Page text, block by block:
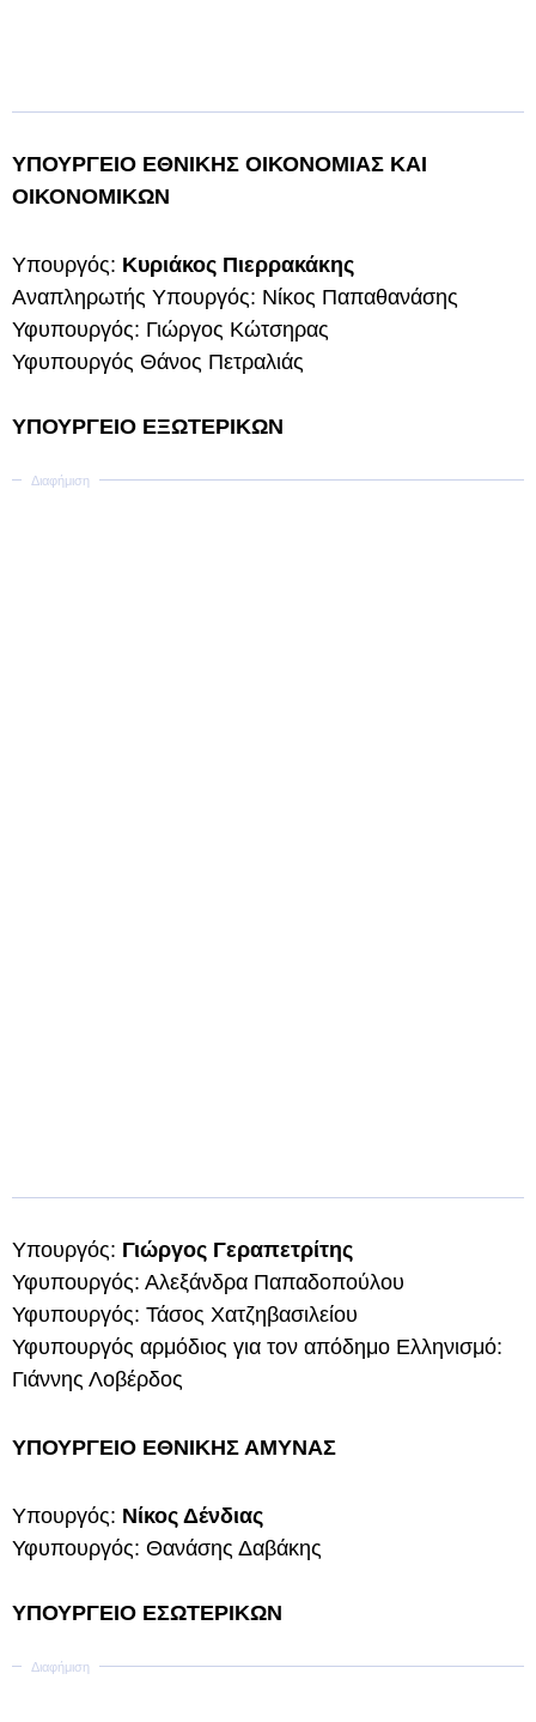
ΥΠΟΥΡΓΕΙΟ ΕΘΝΙΚΗΣ ΟΙΚΟΝΟΜΙΑΣ ΚΑΙ
ΟΙΚΟΝΟΜΙΚΩΝ
Υπουργός: Κυριάκος Πιερρακάκης
Αναπληρωτής Υπουργός: Νίκος Παπαθανάσης
Υφυπουργός: Γιώργος Κώτσηρας
Υφυπουργός Θάνος Πετραλιάς
ΥΠΟΥΡΓΕΙΟ ΕΞΩΤΕΡΙΚΩΝ
Υπουργός: Γιώργος Γεραπετρίτης
Υφυπουργός: Αλεξάνδρα Παπαδοπούλου
Υφυπουργός: Τάσος Χατζηβασιλείου
Υφυπουργός αρμόδιος για τον απόδημο Ελληνισμό:
Γιάννης Λοβέρδος
ΥΠΟΥΡΓΕΙΟ ΕΘΝΙΚΗΣ ΑΜΥΝΑΣ
Υπουργός: Νίκος Δένδιας
Υφυπουργός: Θανάσης Δαβάκης
ΥΠΟΥΡΓΕΙΟ ΕΣΩΤΕΡΙΚΩΝ